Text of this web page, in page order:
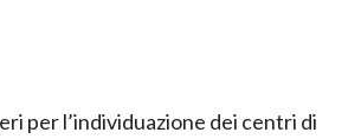
per l’individuazione dei centri di